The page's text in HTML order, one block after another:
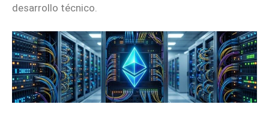
desarrollo técnico.